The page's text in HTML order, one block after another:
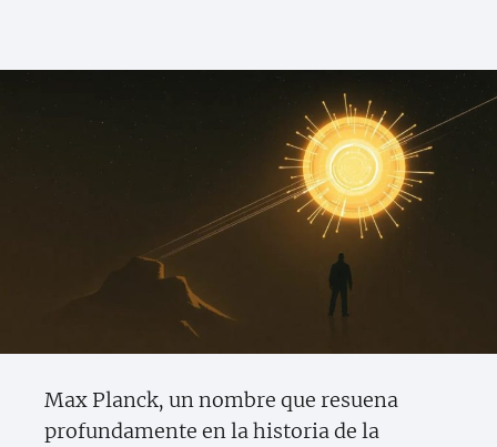
Max Planck, un nombre que resuena
profundamente en la historia de la